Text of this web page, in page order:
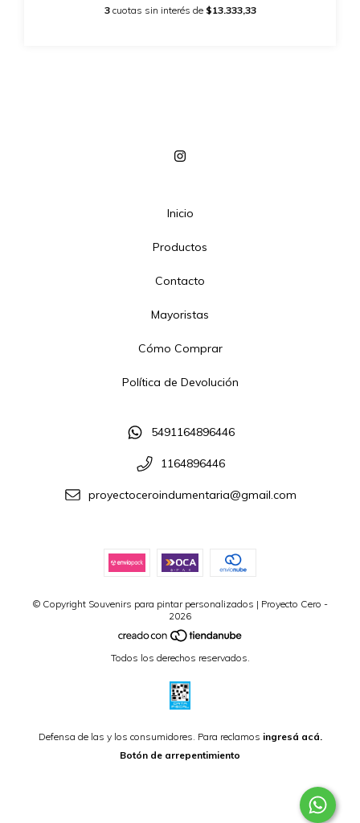
3 cuotas sin interés de $13.333,33
Inicio
Productos
Contacto
Mayoristas
Cómo Comprar
Política de Devolución
5491164896446
1164896446
proyectoceroindumentaria@gmail.com
© Copyright Souvenirs para pintar personalizados | Proyecto Cero -
2026
Todos los derechos reservados.
Defensa de las y los consumidores. Para reclamos ingresá acá.
Botón de arrepentimiento